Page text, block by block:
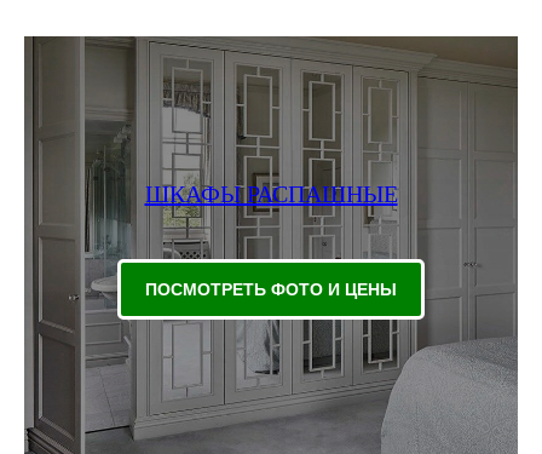
ШКАФЫ РАСПАШНЫЕ
ПОСМОТРЕТЬ ФОТО И ЦЕНЫ